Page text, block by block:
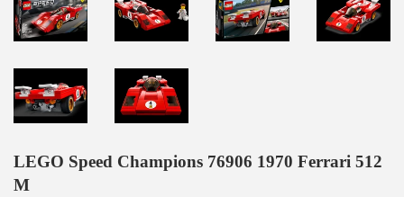
LEGO Speed Champions 76906 1970 Ferrari 512
M